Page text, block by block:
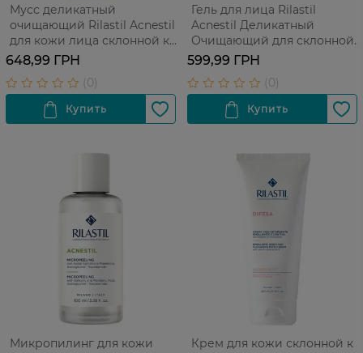
Мусс деликатный
очищающий Rilastil Acnestil
для кожи лица склонной к
акне 165 мл
648,99 ГРН
Гель для лица Rilastil
Acnestil Деликатный
Очищающий для склонной
к акне кожи 200 мл
599,99 ГРН
Микропилинг для кожи
Крем для кожи склонной к